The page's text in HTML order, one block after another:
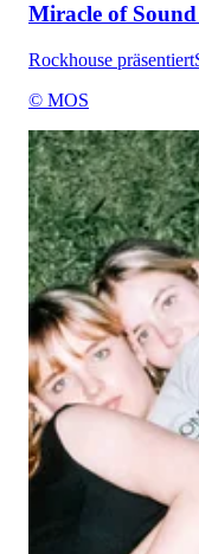
Miracle of
Rockhouse präsentiert
© MOS